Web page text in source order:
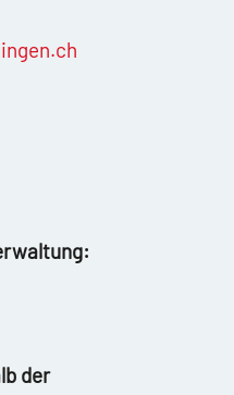
ng n ch
der